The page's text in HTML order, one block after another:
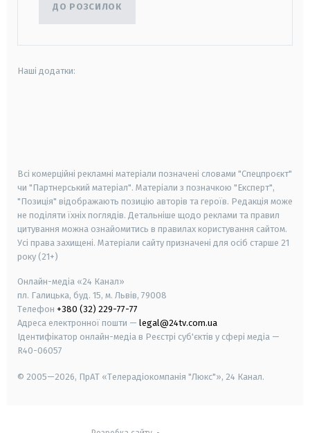
ДО РОЗСИЛОК
Наші додатки:
Всі комерційні рекламні матеріали позначені словами "Спецпроєкт"
чи "Партнерський матеріал". Матеріали з позначкою "Експерт",
"Позиція" відображають позицію авторів та героїв. Редакція може
не поділяти їхніх поглядів. Детальніше щодо реклами та правил
цитування можна ознайомитись в правилах користування сайтом.
Усі права захищені. Матеріали сайту призначені для осіб старше 21
року (21+)
Онлайн-медіа «24 Канал»
пл. Галицька, буд. 15, м. Львів, 79008
Телефон +380 (32) 229-77-77
Адреса електронної пошти — legal@24tv.com.ua
Ідентифікатор онлайн-медіа в Реєстрі суб'єктів у сфері медіа —
R40-06057
© 2005—2026, ПрАТ «Телерадіокомпанія "Люкс"», 24 Канал.